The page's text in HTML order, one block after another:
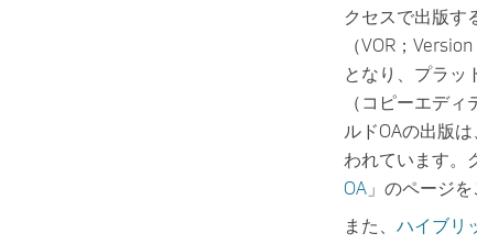
クセスで出版す
（VOR；
となり、プラッ
（コピーエデ
ルドOAの出版
われています。
OA 」のページを
また、 ハイブリ